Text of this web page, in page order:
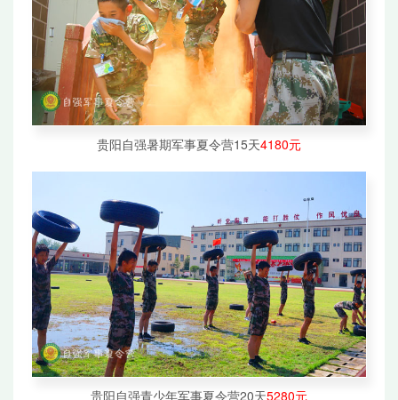
贵阳自强暑期军事夏令营15天4180元
贵阳自强青少年军事夏令营20天5280元